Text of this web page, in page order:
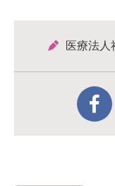
医療法人